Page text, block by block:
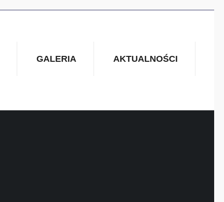
GALERIA AKTUALNOŚCI